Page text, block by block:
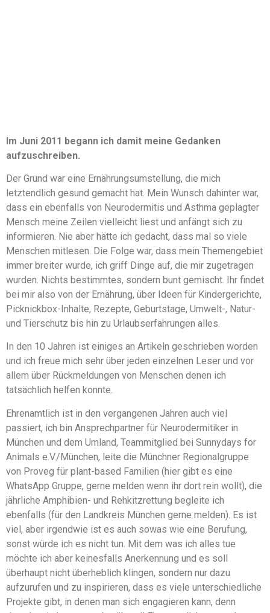
Im Juni 2011 begann ich damit meine Gedanken
aufzuschreiben.
Der Grund war eine Ernährungsumstellung, die mich
letztendlich gesund gemacht hat. Mein Wunsch dahinter war,
dass ein ebenfalls von Neurodermitis und Asthma geplagter
Mensch meine Zeilen vielleicht liest und anfängt sich zu
informieren. Nie aber hätte ich gedacht, dass mal so viele
Menschen mitlesen. Die Folge war, dass mein Themengebiet
immer breiter wurde, ich griff Dinge auf, die mir zugetragen
wurden. Nichts bestimmtes, sondern bunt gemischt. Ihr findet
bei mir also von der Ernährung, über Ideen für Kindergerichte,
Picknickbox-Inhalte, Rezepte, Geburtstage, Umwelt-, Natur-
und Tierschutz bis hin zu Urlaubserfahrungen alles.
In den 10 Jahren ist einiges an Artikeln geschrieben worden
und ich freue mich sehr über jeden einzelnen Leser und vor
allem über Rückmeldungen von Menschen denen ich
tatsächlich helfen konnte.
Ehrenamtlich ist in den vergangenen Jahren auch viel
passiert, ich bin Ansprechpartner für Neurodermitiker in
München und dem Umland, Teammitglied bei Sunnydays for
Animals e.V./München, leite die Münchner Regionalgruppe
von Proveg für plant-based Familien (hier gibt es eine
WhatsApp Gruppe, gerne melden wenn ihr dort rein wollt), die
jährliche Amphibien- und Rehkitzrettung begleite ich
ebenfalls (für den Landkreis München gerne melden). Es ist
viel, aber irgendwie ist es auch sowas wie eine Berufung,
sonst würde ich es nicht tun. Mit dem was ich alles tue
möchte ich aber keinesfalls Anerkennung und es soll
überhaupt nicht überheblich klingen, sondern nur dazu
aufzurufen und zu inspirieren, dass es viele unterschiedliche
Projekte gibt, in denen man sich engagieren kann, denn